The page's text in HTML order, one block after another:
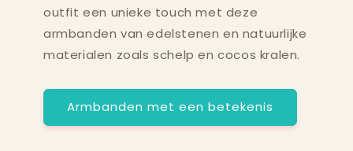
outfit een unieke touch met deze
armbanden van edelstenen en natuurlijke
materialen zoals schelp en cocos kralen.
Armbanden met een betekenis